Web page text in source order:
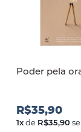
Poder pela
R$35,90
1xde R$35,90